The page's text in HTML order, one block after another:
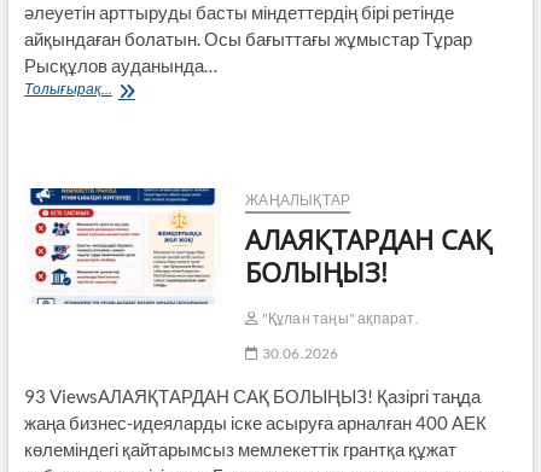
әлеуетін арттыруды басты міндеттердің бірі ретінде
айқындаған болатын. Осы бағыттағы жұмыстар Тұрар
Рысқұлов ауданында…
Толығырақ... Құланда
ЖАҢАЛЫҚТАР
АЛАЯҚТАРДАН САҚ
БОЛЫҢЫЗ!
"Құлан таңы" ақпарат.
30.06.2026
93 ViewsАЛАЯҚТАРДАН САҚ БОЛЫҢЫЗ! Қазіргі таңда
жаңа бизнес-идеяларды іске асыруға арналған 400 АЕК
көлеміндегі қайтарымсыз мемлекеттік грантқа құжат